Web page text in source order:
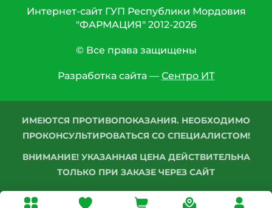
Интернет-сайт ГУП Республики Мордовия
"ФАРМАЦИЯ" 2012-2026
© Все права защищены
Разработка сайта — Сентро ИТ
ИМЕЮТСЯ ПРОТИВОПОКАЗАНИЯ. НЕОБХОДИМО
ПРОКОНСУЛЬТИРОВАТЬСЯ СО СПЕЦИАЛИСТОМ!
ВНИМАНИЕ! УКАЗАННАЯ ЦЕНА ДЕЙСТВИТЕЛЬНА
ТОЛЬКО ПРИ ЗАКАЗЕ ЧЕРЕЗ САЙТ